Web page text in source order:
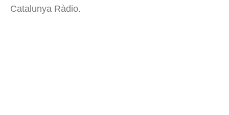
Catalunya Ràdio.